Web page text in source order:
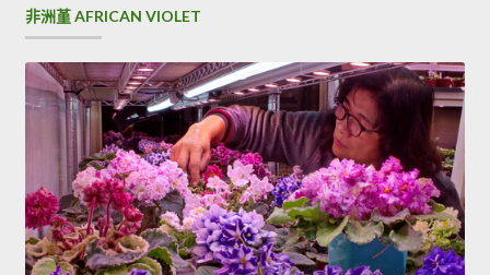
導
覽
非洲堇 AFRICAN VIOLET